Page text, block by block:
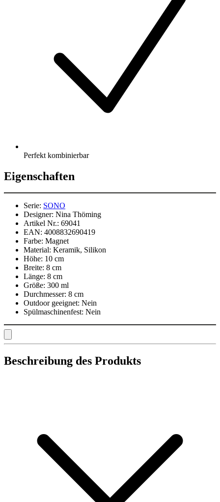
Perfekt kombinierbar
Eigenschaften
Serie: SONO
Designer: Nina Thöming
Artikel Nr.: 69041
EAN: 4008832690419
Farbe: Magnet
Material: Keramik, Silikon
Höhe: 10 cm
Breite: 8 cm
Länge: 8 cm
Größe: 300 ml
Durchmesser: 8 cm
Outdoor geeignet: Nein
Spülmaschinenfest: Nein
Beschreibung des Produkts